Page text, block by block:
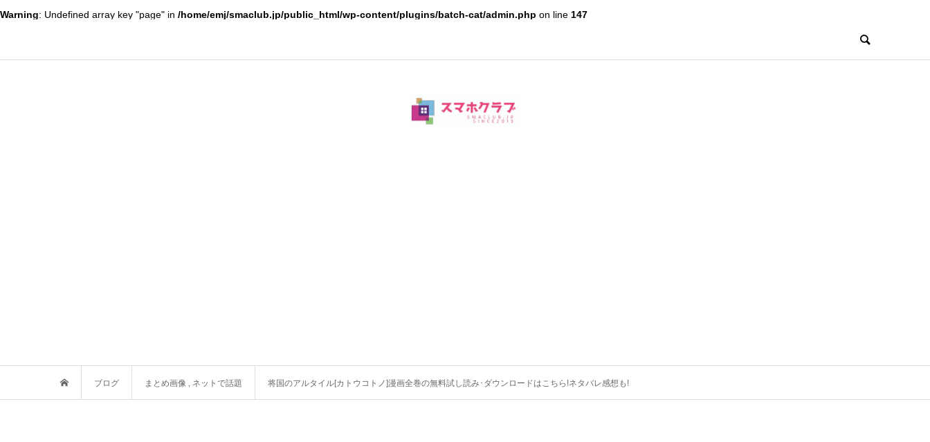
Warning: Undefined array key "page" in /home/emj/smaclub.jp/public_html/wp-content/plugins/batch-cat/admin.php on line 147
ブログ まとめ画像 , ネットで話題 将国のアルタイル[カトウコトノ]漫画全巻の無料試し読み･ダウンロードはこちら!ネタバレ感想も!